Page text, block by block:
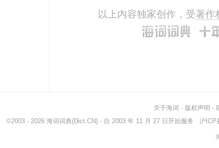
以上内容独家创作，受著作
关于海词 - 版权声明 -
©2003 - 2026 海词词典(Dict.CN) - 自 2003 年 11 月 27 日开始服务 沪ICP